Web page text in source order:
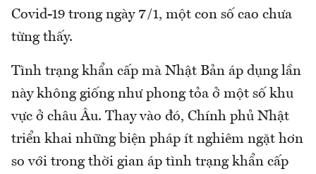
Covid-19 trong ngày 7/1, một con số cao chưa
từng thấy.
Tình trạng khẩn cấp mà Nhật Bản áp dụng lần
này không giống như phong tỏa ở một số khu
vực ở châu Âu. Thay vào đó, Chính phủ Nhật
triển khai những biện pháp ít nghiêm ngặt hơn
so với trong thời gian áp tình trạng khẩn cấp